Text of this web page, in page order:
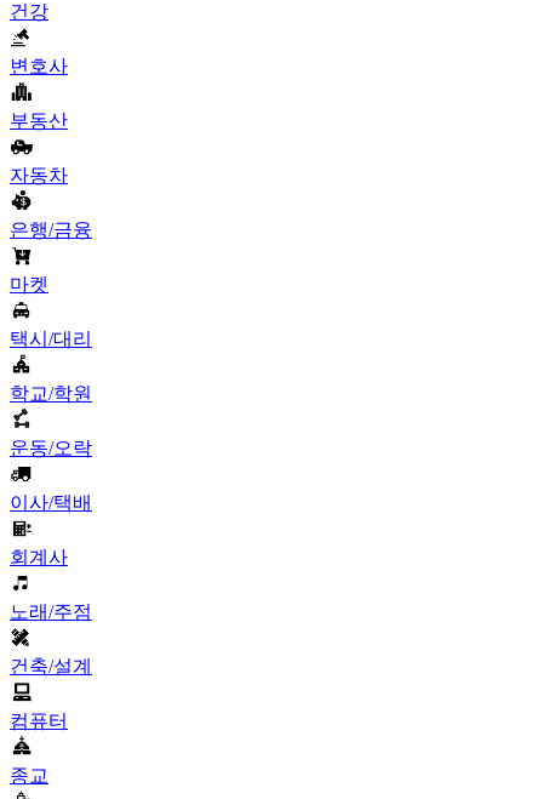
건강
변호사
부동산
자동차
은행/금융
마켓
택시/대리
학교/학원
운동/오락
이사/택배
회계사
노래/주점
건축/설계
컴퓨터
종교